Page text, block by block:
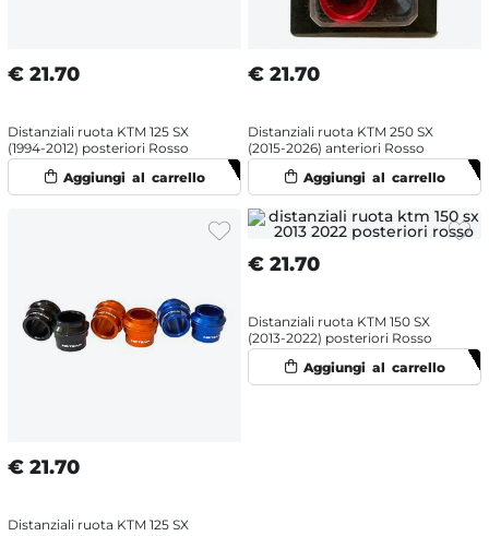
€ 21.70
Distanziali ruota KTM 125 SX
(1994-2012) posteriori Rosso
€ 21.70
Distanziali ruota KTM 250 SX
(2015-2026) anteriori Rosso
€ 21.70
Distanziali ruota KTM 125 SX
€ 21.70
Distanziali ruota KTM 150 SX
(2013-2022) posteriori Rosso